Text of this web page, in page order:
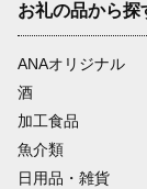
お礼の品から探
ANAオリジナル
酒
加工食品
魚介類
日用品・雑貨